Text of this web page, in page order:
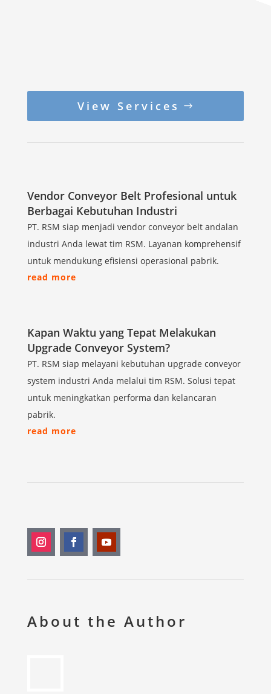
View Services
Vendor Conveyor Belt Profesional untuk
Berbagai Kebutuhan Industri
PT. RSM siap menjadi vendor conveyor belt andalan
industri Anda lewat tim RSM. Layanan komprehensif
untuk mendukung efisiensi operasional pabrik.
read more
Kapan Waktu yang Tepat Melakukan
Upgrade Conveyor System?
PT. RSM siap melayani kebutuhan upgrade conveyor
system industri Anda melalui tim RSM. Solusi tepat
untuk meningkatkan performa dan kelancaran
pabrik.
read more
About the Author